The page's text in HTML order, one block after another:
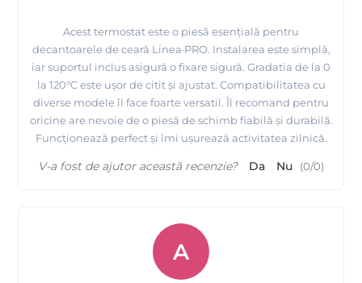
Acest termostat este o piesă esențială pentru
decantoarele de ceară Linea·PRO. Instalarea este simplă,
iar suportul inclus asigură o fixare sigură. Gradatia de la 0
la 120°C este ușor de citit și ajustat. Compatibilitatea cu
diverse modele îl face foarte versatil. Îl recomand pentru
oricine are nevoie de o piesă de schimb fiabilă și durabilă.
Funcționează perfect și îmi ușurează activitatea zilnică.
V-a fost de ajutor această recenzie? Da Nu (0/0)
A